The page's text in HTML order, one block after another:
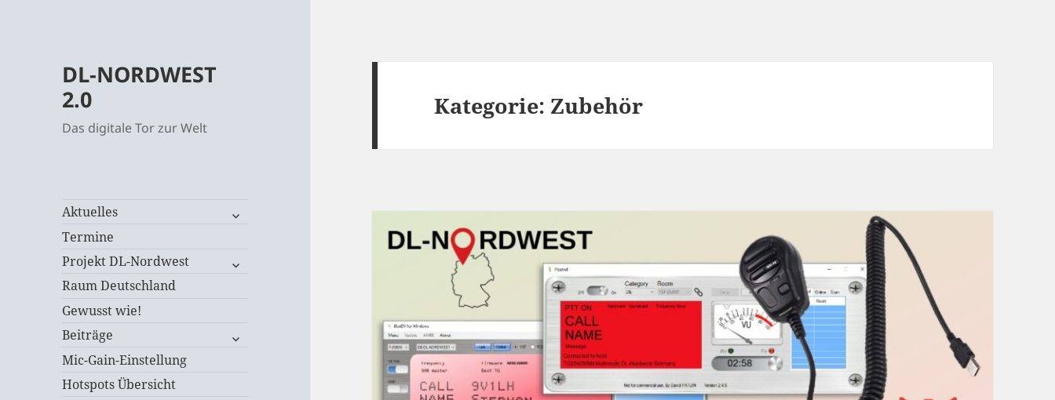
DL-NORDWEST
2.0
Das digitale Tor zur Welt
Aktuelles
untermenü
Termine
Projekt DL-Nordwest
untermenü
Raum Deutschland
Gewusst wie!
Beiträge
untermenü
Mic-Gain-Einstellung
Hotspots Übersicht
Kategorie: Zubehör